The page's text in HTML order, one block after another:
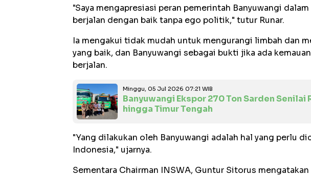
"Saya mengapresiasi peran pemerintah Banyuwangi
berjalan dengan baik tanpa ego politik," tutur Runar.
Ia mengakui tidak mudah untuk mengurangi limbah dan
yang baik, dan Banyuwangi sebagai bukti jika ada
berjalan.
Minggu, 05 Jul 2026 07:21 WIB
Banyuwangi Ekspor 270 Ton Sarden Senilai
hingga Timur Tengah
"Yang dilakukan oleh Banyuwangi adalah hal yang perlu
Indonesia," ujarnya.
Sementara Chairman INSWA, Guntur Sitorus